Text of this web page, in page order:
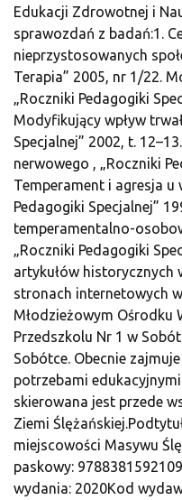
Edukacji Zdrowotnej i
sprawozdań z badań:1.
nieprzystosowanych
Terapia” 2005, nr 1/22.
„Roczniki Pedagogiki
Modyfikujący wpływ
Specjalnej” 2002, t.
nerwowego , „Roczniki
Temperament i agresja u
Pedagogiki Specjalnej”
temperamentalno-
„Roczniki Pedagogiki
artykułów historycznych
stronach internetowych
Młodzieżowym Ośrodku
Przedszkolu Nr 1 w
Sobótce. Obecnie
potrzebami
skierowana jest przede
Ziemi
miejscowości Masywu
paskowy:
wydania: 2020Kod